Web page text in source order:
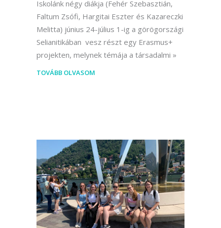
Iskolánk négy diákja (Fehér Szebasztián,
Faltum Zsófi, Hargitai Eszter és Kazareczki
Melitta) június 24-július 1-ig a görögországi
Selianitikában vesz részt egy Erasmus+
projekten, melynek témája a társadalmi
TOVÁBB OLVASOM